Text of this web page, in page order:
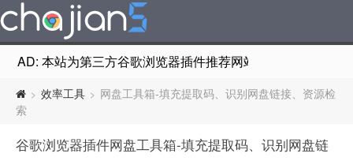
AD: 本站为第三方谷歌浏览器插件推荐网站，非Google
> 效率工具 > 网盘工具箱-填充提取码、识别网盘链接、资源检
索
谷歌浏览器插件网盘工具箱-填充提取码、识别网盘链